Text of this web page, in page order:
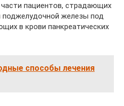
пациентов, страдающих
поджелудочной железы под
в крови панкреатических
способы лечения